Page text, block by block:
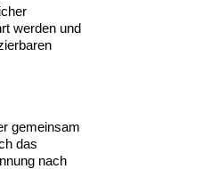
werden und
gemeinsam
das
nach